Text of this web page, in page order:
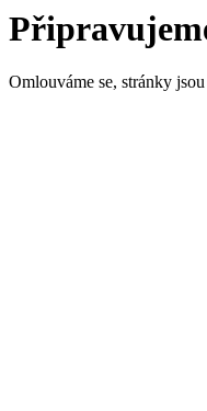
Omlouváme se, stránky